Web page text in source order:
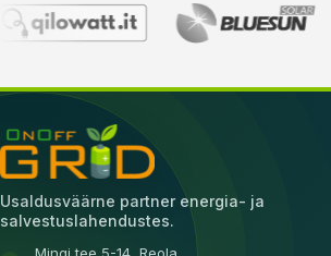
Usaldusväärne partner energia- ja
salvestuslahendustes.